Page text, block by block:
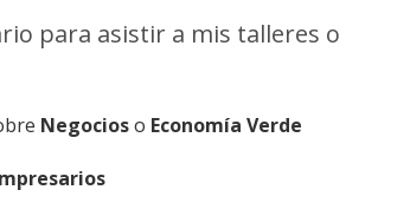
para asistir a mis talleres o
Negocioso Economía Verde